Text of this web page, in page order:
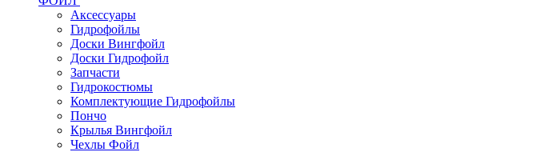
Аксессуары
Гидрофойлы
Доски Вингфойл
Доски Гидрофойл
Запчасти
Гидрокостюмы
Комплектующие Гидрофойлы
Пончо
Крылья Вингфойл
Чехлы Фойл